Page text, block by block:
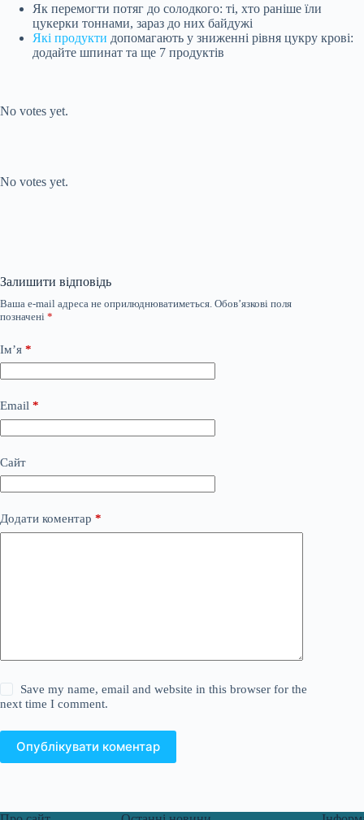
Як перемогти потяг до солодкого: ті, хто раніше їли
цукерки тоннами, зараз до них байдужі
Які продукти допомагають у зниженні рівня цукру крові:
додайте шпинат та ще 7 продуктів
No votes yet.
No votes yet.
Залишити відповідь
Ваша e-mail адреса не оприлюднюватиметься. Обов’язкові поля
позначені *
Ім’я *
Email *
Сайт
Додати коментар *
Save my name, email and website in this browser for the
next time I comment.
Опублікувати коментар